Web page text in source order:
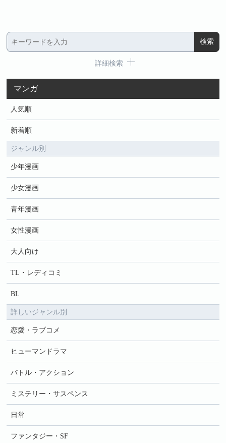
詳細検索
マンガ
人気順
新着順
ジャンル別
少年漫画
少女漫画
青年漫画
女性漫画
大人向け
TL・レディコミ
BL
詳しいジャンル別
恋愛・ラブコメ
ヒューマンドラマ
バトル・アクション
ミステリー・サスペンス
日常
ファンタジー・SF